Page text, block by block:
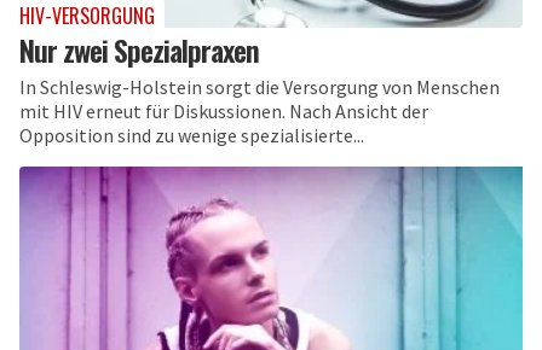
HIV-VERSORGUNG
Nur zwei Spezialpraxen
In Schleswig-Holstein sorgt die Versorgung von Menschen
mit HIV erneut für Diskussionen. Nach Ansicht der
Opposition sind zu wenige spezialisierte...